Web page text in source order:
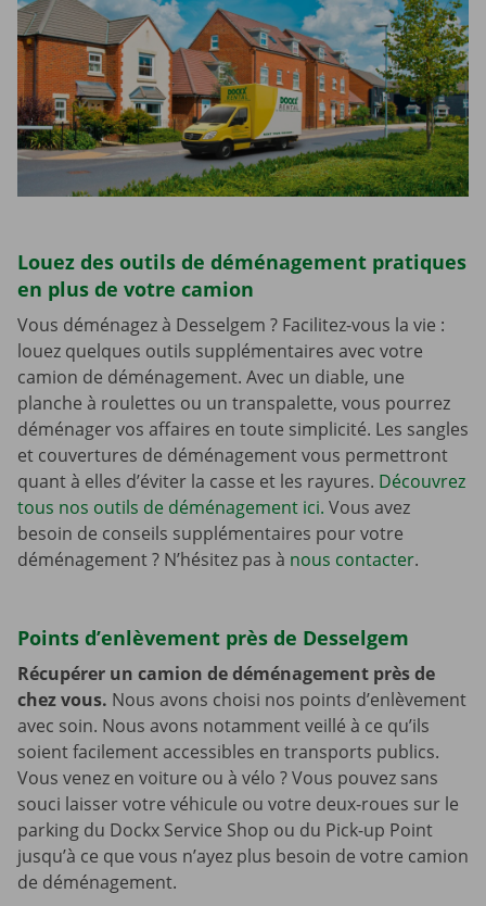
Louez des outils de déménagement pratiques
en plus de votre camion
Vous déménagez à Desselgem ? Facilitez-vous la vie :
louez quelques outils supplémentaires avec votre
camion de déménagement. Avec un diable, une
planche à roulettes ou un transpalette, vous pourrez
déménager vos affaires en toute simplicité. Les sangles
et couvertures de déménagement vous permettront
quant à elles d’éviter la casse et les rayures. Découvrez
tous nos outils de déménagement ici. Vous avez
besoin de conseils supplémentaires pour votre
déménagement ? N’hésitez pas à nous contacter.
Points d’enlèvement près de Desselgem
Récupérer un camion de déménagement près de
chez vous. Nous avons choisi nos points d’enlèvement
avec soin. Nous avons notamment veillé à ce qu’ils
soient facilement accessibles en transports publics.
Vous venez en voiture ou à vélo ? Vous pouvez sans
souci laisser votre véhicule ou votre deux-roues sur le
parking du Dockx Service Shop ou du Pick-up Point
jusqu’à ce que vous n’ayez plus besoin de votre camion
de déménagement.